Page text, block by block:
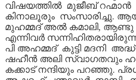
വിഷയത്തില്‍ മുജീബ് റഹ്മാന്‍
കിനാലൂരും സംസാരിച്ചു.
മുഹമ്മദ്‌ അല്‍ കമാലി, ആണ്ടു
എന്നിവര്‍
പി അഹമ്മദ്‌ കുട്ടി മദനി
ഷഹീന്‍ അലി സ്വാഗതവും
കക്കാട്‌ നന്ദിയും പറഞ്ഞു.